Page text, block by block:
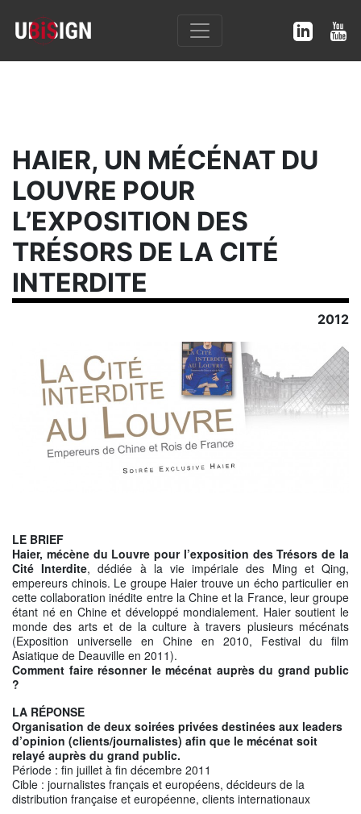
HAIER, UN MÉCÉNAT DU
LOUVRE POUR
L’EXPOSITION DES
TRÉSORS DE LA CITÉ
INTERDITE
2012
LE BRIEF
Haier, mécène du Louvre pour l’exposition des Trésors de la
Cité Interdite, dédiée à la vie impériale des Ming et Qing,
empereurs chinois. Le groupe Haier trouve un écho particulier en
cette collaboration inédite entre la Chine et la France, leur groupe
étant né en Chine et développé mondialement. Haier soutient le
monde des arts et de la culture à travers plusieurs mécénats
(Exposition universelle en Chine en 2010, Festival du film
Asiatique de Deauville en 2011).
Comment faire résonner le mécénat auprès du grand public
?
LA RÉPONSE
Organisation de deux soirées privées destinées aux leaders
d’opinion (clients/journalistes) afin que le mécénat soit
relayé auprès du grand public.
Période : fin juillet à fin décembre 2011
Cible : journalistes français et européens, décideurs de la
distribution française et européenne, clients internationaux